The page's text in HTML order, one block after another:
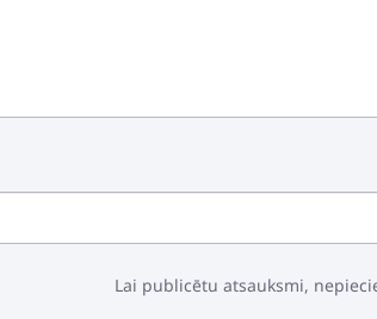
Lai publicētu atsauksmi,